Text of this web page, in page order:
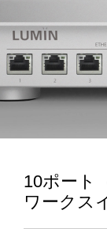
10ポート
ワークス